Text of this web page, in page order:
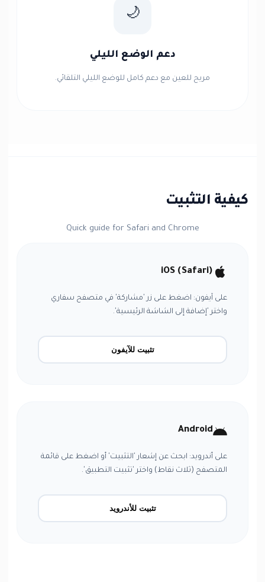
🌙
دعم الوضع الليلي
مريح للعين مع دعم كامل للوضع الليلي التلقائي.
كيفية التثبيت
Quick guide for Safari and Chrome
iOS (Safari)
على آيفون: اضغط على زر 'مشاركة' في متصفح سفاري
واختر 'إضافة إلى الشاشة الرئيسية'.
تثبيت للآيفون
Android
على أندرويد: ابحث عن إشعار 'التثبيت' أو اضغط على قائمة
المتصفح (ثلاث نقاط) واختر 'تثبيت التطبيق'.
تثبيت للأندرويد